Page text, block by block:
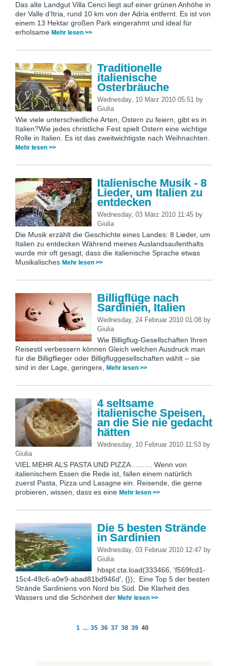
Das alte Landgut Villa Cenci liegt auf einer grünen Anhöhe in
der Valle d’Itria, rund 10 km von der Adria entfernt. Es ist von
einem 13 Hektar großen Park eingerahmt und ideal für
erholsame Mehr lesen >>
Traditionelle
italienische
Osterbräuche
Wednesday, 10 März 2010 05:51 by
Giulia
Wie viele unterschiedliche Arten, Ostern zu feiern, gibt es in
Italien?Wie jedes christliche Fest spielt Ostern eine wichtige
Rolle in Italien. Es ist das zweitwichtigste nach Weihnachten.
Mehr lesen >>
Italienische Musik - 8
Lieder, um Italien zu
entdecken
Wednesday, 03 März 2010 11:45 by
Giulia
Die Musik erzählt die Geschichte eines Landes: 8 Lieder, um
Italien zu entdecken Während meines Auslandsaufenthalts
wurde mir oft gesagt, dass die italienische Sprache etwas
Musikalisches Mehr lesen >>
Billigflüge nach
Sardinien, Italien
Wednesday, 24 Februar 2010 01:08 by
Giulia
Wie Billigflug-Gesellschaften Ihren
Reisestil verbessern können Gleich welchen Ausdruck man
für die Billigflieger oder Billigfluggesellschaften wählt – sie
sind in der Lage, geringere, Mehr lesen >>
4 seltsame
italienische Speisen,
an die Sie nie gedacht
hätten
Wednesday, 10 Februar 2010 11:53 by
Giulia
VIEL MEHR ALS PASTA UND PIZZA……… Wenn von
italienischem Essen die Rede ist, fallen einem natürlich
zuerst Pasta, Pizza und Lasagne ein. Reisende, die gerne
probieren, wissen, dass es eine Mehr lesen >>
Die 5 besten Strände
in Sardinien
Wednesday, 03 Februar 2010 12:47 by
Giulia
hbspt.cta.load(333466, 'f569fcd1-
15c4-49c6-a0e9-abad81bd946d', {}); Eine Top 5 der besten
Strände Sardiniens von Nord bis Süd. Die Klarheit des
Wassers und die Schönheit der Mehr lesen >>
1 ... 35 36 37 38 39 40